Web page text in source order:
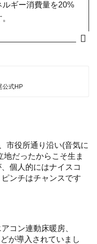
ギー消費量を20%
式HP
市役所通り沿い(音気に
だったからこそ生ま
個人的にはナイスコ
ンチはチャンスです
コン連動床暖房、
が導入されていまし